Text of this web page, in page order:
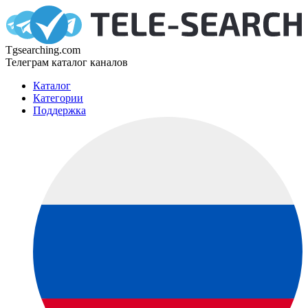
Tgsearching.com
Телеграм каталог каналов
Каталог
Категории
Поддержка